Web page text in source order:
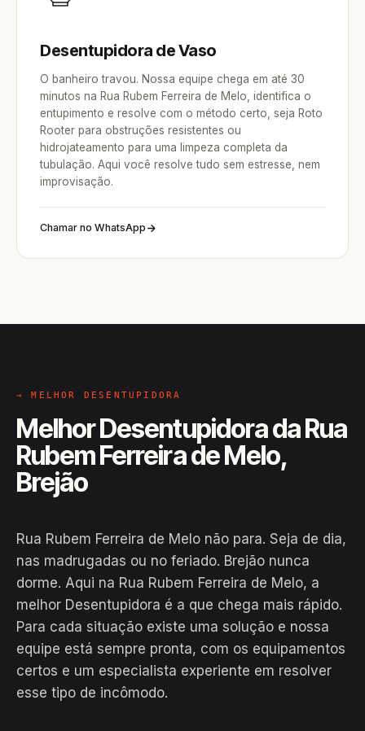
Desentupidora de Vaso
O banheiro travou. Nossa equipe chega em até 30
minutos na Rua Rubem Ferreira de Melo, identifica o
entupimento e resolve com o método certo, seja Roto
Rooter para obstruções resistentes ou
hidrojateamento para uma limpeza completa da
tubulação. Aqui você resolve tudo sem estresse, nem
improvisação.
Chamar no WhatsApp
→ MELHOR DESENTUPIDORA
Melhor Desentupidora da Rua
Rubem Ferreira de Melo,
Brejão
Rua Rubem Ferreira de Melo não para. Seja de dia,
nas madrugadas ou no feriado. Brejão nunca
dorme. Aqui na Rua Rubem Ferreira de Melo, a
melhor Desentupidora é a que chega mais rápido.
Para cada situação existe uma solução e nossa
equipe está sempre pronta, com os equipamentos
certos e um especialista experiente em resolver
esse tipo de incômodo.
EM CAMPO
Hiroshiro · Rua Rubem Ferreira de